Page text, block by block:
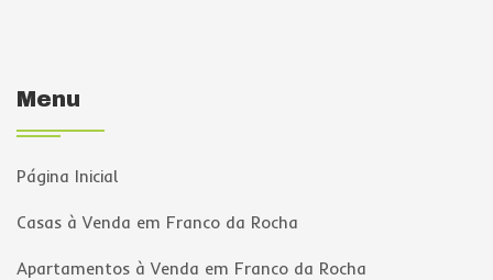
Menu
Página Inicial
Casas à Venda em Franco da Rocha
Apartamentos à Venda em Franco da Rocha